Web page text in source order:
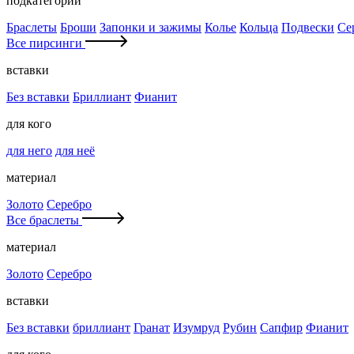
Браслеты Броши Запонки и зажимы Колье Кольца Подвески
Все пирсинги
вставки
Без вставки Бриллиант Фианит
для кого
для него для неё
материал
Золото Серебро
Все браслеты
материал
Золото Серебро
вставки
Без вставки бриллиант Гранат Изумруд Рубин Сапфир Фианит